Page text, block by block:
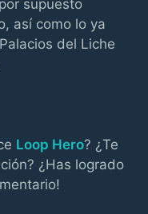
supuesto
así como lo ya
del Liche
Loop Hero? ¿Te
¿Has logrado